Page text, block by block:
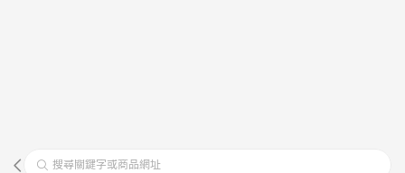
搜尋關鍵字或商品網址